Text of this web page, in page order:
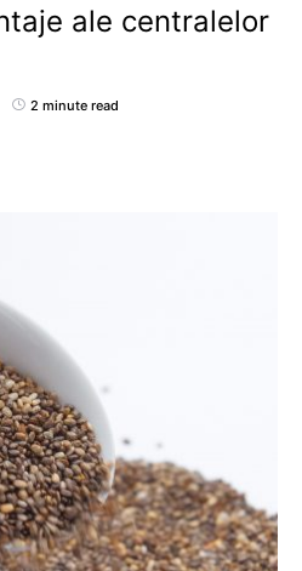
ale centralelor
2 minute read